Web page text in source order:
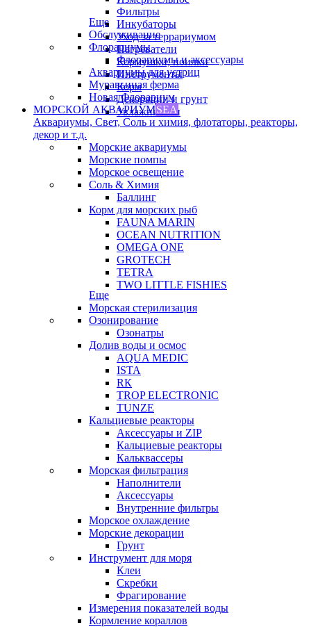
Фильтры
Инкубаторы
Уход за террариумом
Нагреватели
Кормушки, поилки
Инструменты
Корм
Декорации и грунт
Увлажнители
Еще
Обслуживание
Флорариумы
Флорариумы и аксессуары
Аквариумы для устриц
Муравьиная ферма
Новая Флорариум
МОРСКОЙ АКВАРИУМSEA
Аквариумы, Свет, Соль и химия, флотаторы, реакторы,
декор и т.д.
Морские аквариумы
Морские помпы
Морское освещение
Соль & Химия
Баллинг
Корм для морских рыб
FAUNA MARIN
OCEAN NUTRITION
OMEGA ONE
GROTECH
TETRA
TWO LITTLE FISHIES
Еще
Морская стерилизация
Озонирование
Озонатры
Долив воды и осмос
AQUA MEDIC
ISTA
RК
TROP ELECTRONIC
TUNZE
Кальциевые реакторы
Аксессуары и ZIP
Кальциевые реакторы
Кальквассеры
Морская фильтрация
Наполнители
Аксессуары
Внутренние фильтры
Морское охлаждение
Морские декорации
Грунт
Инструмент для моря
Клеи
Скребки
Фрагирование
Измерения показателей воды
Кормление кораллов